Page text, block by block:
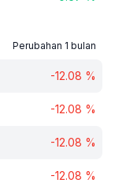
Perubahan 1 bulan
-12.08 %
-12.08 %
-12.08 %
-12.08 %